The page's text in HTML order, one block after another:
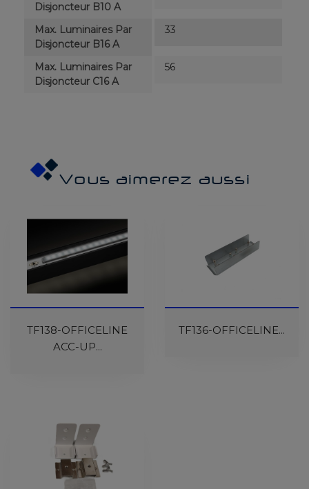
Disjoncteur B10 A
Max. Luminaires Par
Disjoncteur B16 A
33
Max. Luminaires Par
Disjoncteur C16 A
56
Vous aimerez aussi
TF138-OFFICELINE
ACC-UP...
Réapprovisionnement
TF136-OFFICELINE...